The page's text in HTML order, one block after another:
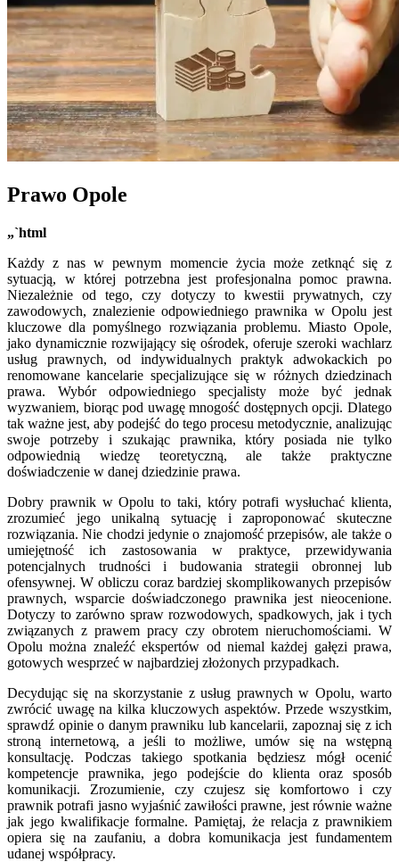
Prawo Opole
„`html
Każdy z nas w pewnym momencie życia może zetknąć się z
sytuacją, w której potrzebna jest profesjonalna pomoc prawna.
Niezależnie od tego, czy dotyczy to kwestii prywatnych, czy
zawodowych, znalezienie odpowiedniego prawnika w Opolu jest
kluczowe dla pomyślnego rozwiązania problemu. Miasto Opole,
jako dynamicznie rozwijający się ośrodek, oferuje szeroki wachlarz
usług prawnych, od indywidualnych praktyk adwokackich po
renomowane kancelarie specjalizujące się w różnych dziedzinach
prawa. Wybór odpowiedniego specjalisty może być jednak
wyzwaniem, biorąc pod uwagę mnogość dostępnych opcji. Dlatego
tak ważne jest, aby podejść do tego procesu metodycznie, analizując
swoje potrzeby i szukając prawnika, który posiada nie tylko
odpowiednią wiedzę teoretyczną, ale także praktyczne
doświadczenie w danej dziedzinie prawa.
Dobry prawnik w Opolu to taki, który potrafi wysłuchać klienta,
zrozumieć jego unikalną sytuację i zaproponować skuteczne
rozwiązania. Nie chodzi jedynie o znajomość przepisów, ale także o
umiejętność ich zastosowania w praktyce, przewidywania
potencjalnych trudności i budowania strategii obronnej lub
ofensywnej. W obliczu coraz bardziej skomplikowanych przepisów
prawnych, wsparcie doświadczonego prawnika jest nieocenione.
Dotyczy to zarówno spraw rozwodowych, spadkowych, jak i tych
związanych z prawem pracy czy obrotem nieruchomościami. W
Opolu można znaleźć ekspertów od niemal każdej gałęzi prawa,
gotowych wesprzeć w najbardziej złożonych przypadkach.
Decydując się na skorzystanie z usług prawnych w Opolu, warto
zwrócić uwagę na kilka kluczowych aspektów. Przede wszystkim,
sprawdź opinie o danym prawniku lub kancelarii, zapoznaj się z ich
stroną internetową, a jeśli to możliwe, umów się na wstępną
konsultację. Podczas takiego spotkania będziesz mógł ocenić
kompetencje prawnika, jego podejście do klienta oraz sposób
komunikacji. Zrozumienie, czy czujesz się komfortowo i czy
prawnik potrafi jasno wyjaśnić zawiłości prawne, jest równie ważne
jak jego kwalifikacje formalne. Pamiętaj, że relacja z prawnikiem
opiera się na zaufaniu, a dobra komunikacja jest fundamentem
udanej współpracy.